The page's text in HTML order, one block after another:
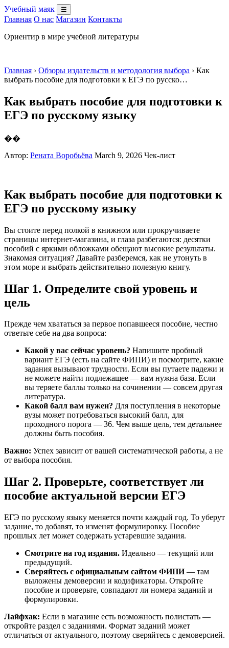
Учебный маяк ☰
Главная О нас Магазин Контакты
Ориентир в мире учебной литературы
Главная › Обзоры издательств и методология выбора › Как
выбрать пособие для подготовки к ЕГЭ по русско…
Как выбрать пособие для подготовки к
ЕГЭ по русскому языку
��
Автор: Рената Воробьёва March 9, 2026 Чек-лист
Как выбрать пособие для подготовки к
ЕГЭ по русскому языку
Вы стоите перед полкой в книжном или прокручиваете
страницы интернет-магазина, и глаза разбегаются: десятки
пособий с яркими обложками обещают высокие результаты.
Знакомая ситуация? Давайте разберемся, как не утонуть в
этом море и выбрать действительно полезную книгу.
Шаг 1. Определите свой уровень и
цель
Прежде чем хвататься за первое попавшееся пособие, честно
ответьте себе на два вопроса:
Какой у вас сейчас уровень? Напишите пробный
вариант ЕГЭ (есть на сайте ФИПИ) и посмотрите, какие
задания вызывают трудности. Если вы путаете падежи и
не можете найти подлежащее — вам нужна база. Если
вы теряете баллы только на сочинении — совсем другая
литература.
Какой балл вам нужен? Для поступления в некоторые
вузы может потребоваться высокий балл, для
проходного порога — 36. Чем выше цель, тем детальнее
должны быть пособия.
Важно: Успех зависит от вашей систематической работы, а не
от выбора пособия.
Шаг 2. Проверьте, соответствует ли
пособие актуальной версии ЕГЭ
ЕГЭ по русскому языку меняется почти каждый год. То уберут
задание, то добавят, то изменят формулировку. Пособие
прошлых лет может содержать устаревшие задания.
Смотрите на год издания. Идеально — текущий или
предыдущий.
Сверяйтесь с официальным сайтом ФИПИ— там
выложены демоверсии и кодификаторы. Откройте
пособие и проверьте, совпадают ли номера заданий и
формулировки.
Лайфхак: Если в магазине есть возможность полистать —
откройте раздел с заданиями. Формат заданий может
отличаться от актуального, поэтому сверяйтесь с демоверсией.